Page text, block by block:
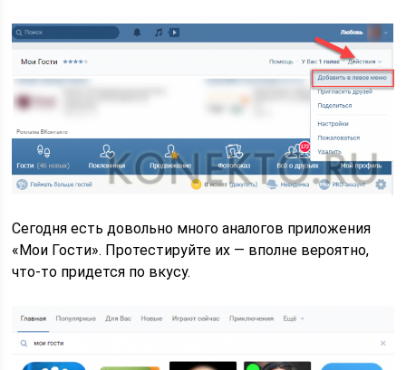
Сегодня есть довольно много аналогов приложения
«Мои Гости». Протестируйте их — вполне вероятно,
что-то придется по вкусу.